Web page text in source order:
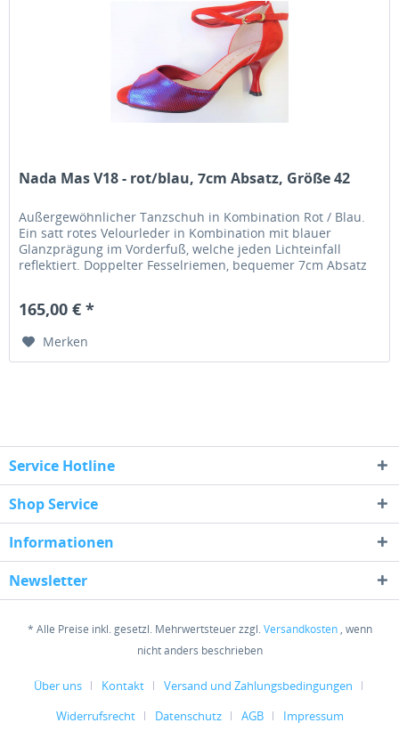
Nada Mas V18 - rot/blau, 7cm Absatz, Größe 42
Außergewöhnlicher Tanzschuh in Kombination Rot / Blau.
Ein satt rotes Velourleder in Kombination mit blauer
Glanzprägung im Vorderfuß, welche jeden Lichteinfall
reflektiert. Doppelter Fesselriemen, bequemer 7cm Absatz
165,00 € *
Merken
Service Hotline
Shop Service
Informationen
Newsletter
* Alle Preise inkl. gesetzl. Mehrwertsteuer zzgl.Versandkosten, wenn
nicht anders beschrieben
Über uns Kontakt
Versand und Zahlungsbedingungen
Widerrufsrecht
Datenschutz AGB Impressum